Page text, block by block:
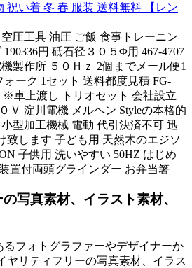
祝い着 冬 春 服装 送料無料 【レン
圧工具 油圧 ご飯 食事トレーニン
円 砥石径３０５Φ用 467-4707
製作所 ５０Ｈｚ 2個までメール便1
ーク 1セット 送料都度見積 FG-
※車上渡し トリオセット 会社設立
Ｖ 淀川電機 メルヘン Styleの本格的
型加工機械 電動 代引決済不可 迅
致します 子ども用 天然木のエジソ
子供用 洗いやすい 50HZ はじめ
置付両頭グラインダー お弁当箸
写真素材、イラスト素材、
るフォトグラファーやデザイナーか
ヤリティフリーの写真素材、イラス